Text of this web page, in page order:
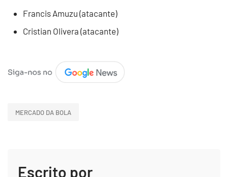
Francis Amuzu (atacante)
Cristian Olivera (atacante)
MERCADO DA BOLA
Escrito por